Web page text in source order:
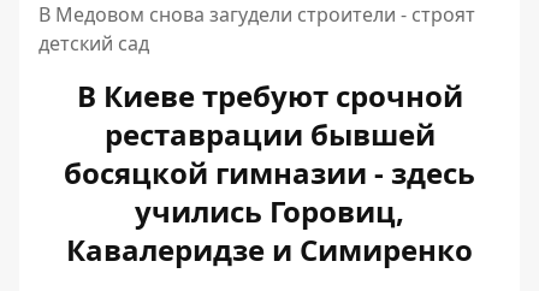
В Медовом снова загудели строители - строят
детский сад
В Киеве требуют срочной
реставрации бывшей
босяцкой гимназии - здесь
учились Горовиц,
Кавалеридзе и Симиренко